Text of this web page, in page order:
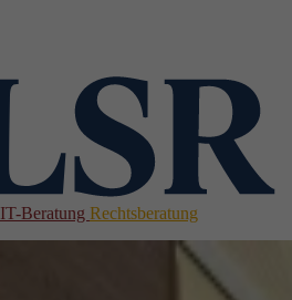
IT-Beratung Rechtsberatung